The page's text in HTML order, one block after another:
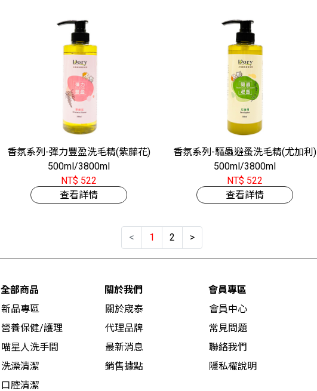
香氛系列-彈力豐盈洗毛精(紫藤花)
500ml/3800ml
NT$ 522
查看詳情
香氛系列-驅蟲避蚤洗毛精(尤加利)
500ml/3800ml
NT$ 522
查看詳情
< 1 2 >
全部商品
新品專區
營養保健/護理
喵星人洗手間
洗澡清潔
口腔清潔
關於我們
關於宬泰
代理品牌
最新消息
銷售據點
會員專區
會員中心
常見問題
聯絡我們
隱私權說明